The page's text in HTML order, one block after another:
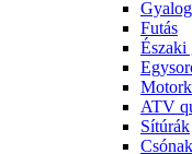
Futás
Északi
ATV
Sítúrák